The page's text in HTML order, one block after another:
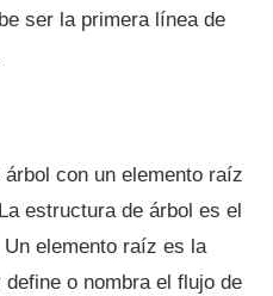
ser la primera línea de
con un elemento raíz
estructura de árbol es el
elemento raíz es la
o nombra el flujo de